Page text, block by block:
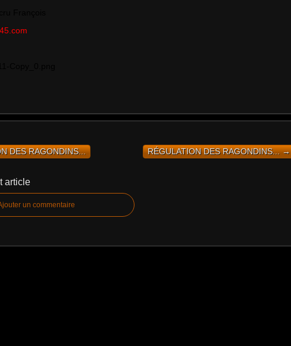
DES RAGONDINS... RÉGULATION DES RAGONDINS... →
article
un commentaire